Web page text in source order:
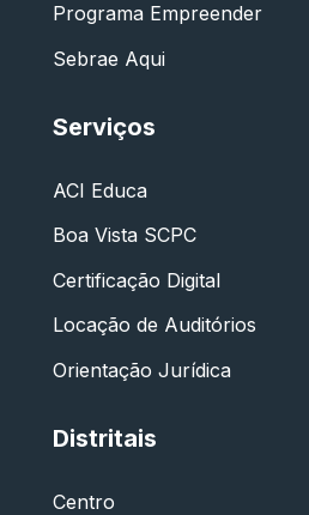
Programa Empreender
Sebrae Aqui
Serviços
ACI Educa
Boa Vista SCPC
Certificação Digital
Locação de Auditórios
Orientação Jurídica
Distritais
Centro